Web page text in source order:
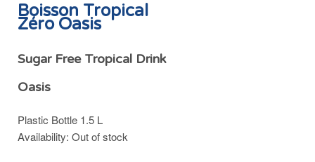
Boisson Tropical
Zéro Oasis
Sugar Free Tropical Drink
Oasis
Plastic Bottle 1.5 L
Availability: Out of stock